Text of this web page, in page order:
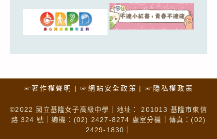
☞著作權聲明 ☞網站安全政策 ☞隱私權政策
©2022 國立基隆女子高級中學｜地址： 201013 基隆市東信
路 324 號｜總機：(02) 2427-8274 處室分機｜傳真：(02)
2429-1830｜